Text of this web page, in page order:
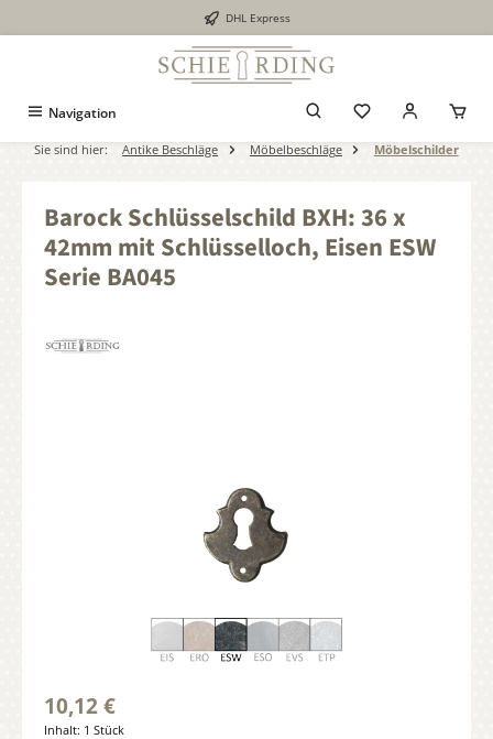
DHL Express
Navigation
Sie sind hier: Antike Beschläge Möbelbeschläge Möbelschilder
Barock Schlüsselschild BXH: 36 x
42mm mit Schlüsselloch, Eisen ESW
Serie BA045
10,12 €
Inhalt: 1 Stück